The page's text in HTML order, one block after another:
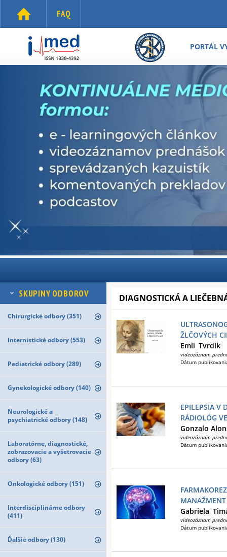
FAQ
PORTÁL
SKUPINY ODBOROV
Chirurgické odbory (351)
Internistické odbory (553)
Pediatrické odbory (289)
Gynekologické odbory (140)
Neurologické a
psychiatrické odbory (148)
Laboratórne, diagnostické,
zobrazovacie a vyšetrovacie
odbory (63)
Onkologické odbory (151)
Interdisciplinárne odbory
(411)
Ďalšie odbory (130)
DIAGNOSTICKÁ A
ŽLČOVÝCH
Emil Tvrdík
videozáznam
Dátum
EPILEPSIA V
RÁDIOLÓG
Gonzalo
videozáznam
Dátum
Gabriela
videozáznam
Dátum